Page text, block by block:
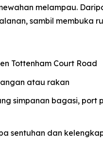
melampau.
sambil membuka
Tottenham Court Road
atau rakan
simpanan bagasi, port
sentuhan dan